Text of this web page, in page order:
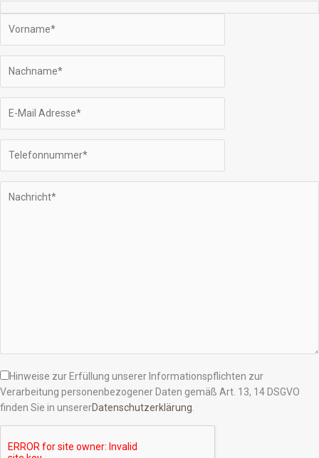
Hinweise zur Erfüllung unserer Informationspflichten zur
Verarbeitung personenbezogener Daten gemäß Art. 13, 14 DSGVO
finden Sie in unsererDatenschutzerklärung
Bitte lasse dieses Feld leer.